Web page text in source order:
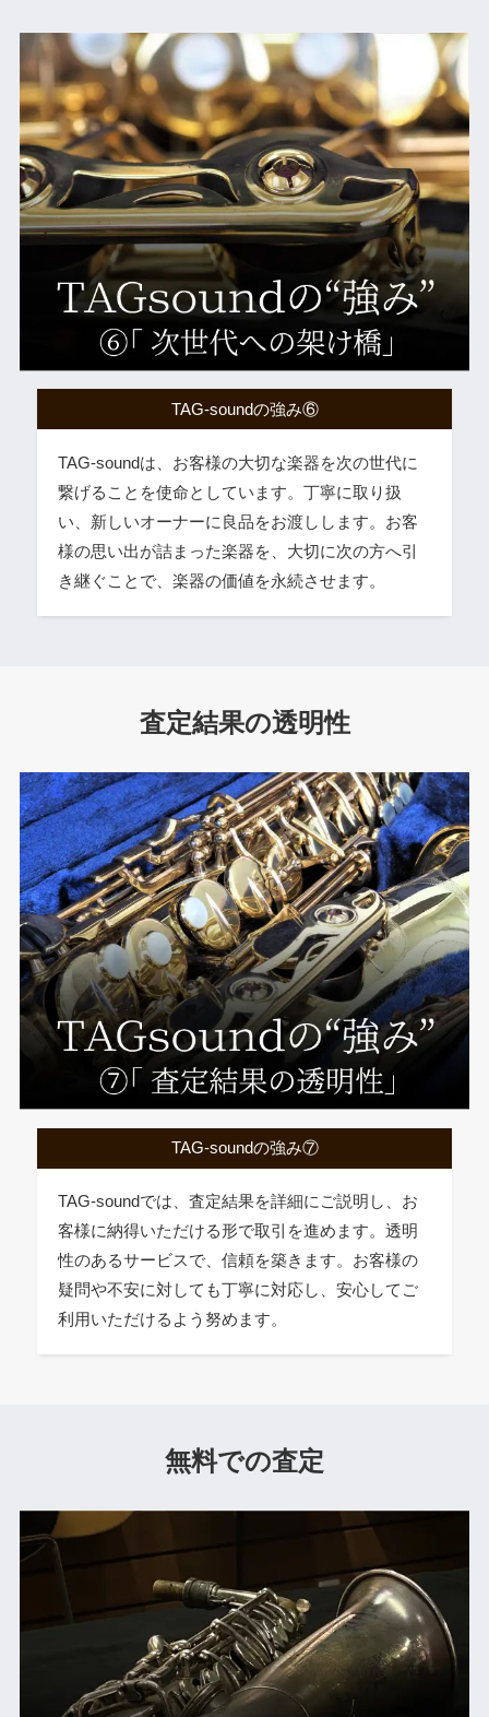
TAG-soundの強み⑥
TAG-soundは、お客様の大切な楽器を次の世代に
繋げることを使命としています。丁寧に取り扱
い、新しいオーナーに良品をお渡しします。お客
様の思い出が詰まった楽器を、大切に次の方へ引
き継ぐことで、楽器の価値を永続させます。
査定結果の透明性
TAG-soundの強み⑦
TAG-soundでは、査定結果を詳細にご説明し、お
客様に納得いただける形で取引を進めます。透明
性のあるサービスで、信頼を築きます。お客様の
疑問や不安に対しても丁寧に対応し、安心してご
利用いただけるよう努めます。
無料での査定